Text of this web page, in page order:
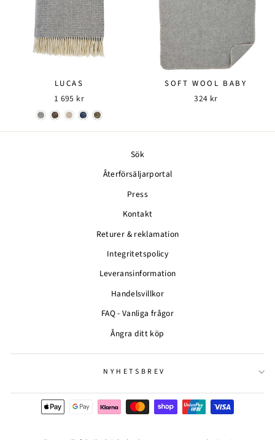
LUCAS
1 695 kr
SOFT WOOL BABY
324 kr
Sök
Återförsäljarportal
Press
Kontakt
Returer & reklamation
Integritetspolicy
Leveransinformation
Handelsvillkor
FAQ - Vanliga frågor
Ångra ditt köp
NYHETSBREV